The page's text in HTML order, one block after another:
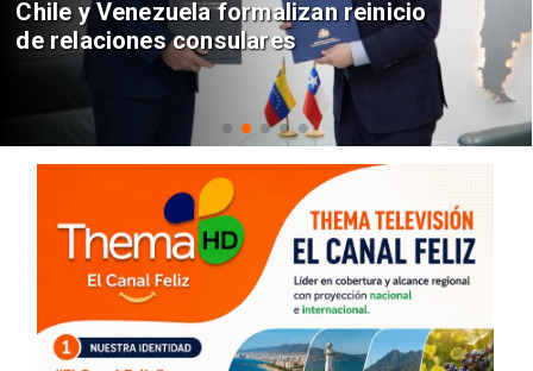
Chile y Venezuela formalizan reinicio
de relaciones consulares